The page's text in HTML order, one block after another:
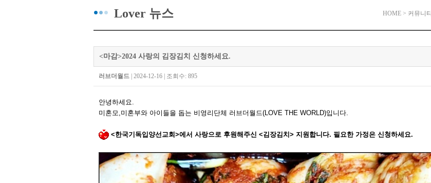
HOME > 커뮤니티
Lover 뉴스
<마감>2024 사랑의 김장김치 신청하세요.
러브더월드 | 2024-12-16 | 조회수: 895
안녕하세요.
미혼모,미혼부와 아이들을 돕는 비영리단체 러브더월드(LOVE THE WORLD)입니다.
<한국기독입양선교회 >에서 사랑으로 후원해주신 <김장김치 > 지원합니다. 필요한 가정은 신청하세요.